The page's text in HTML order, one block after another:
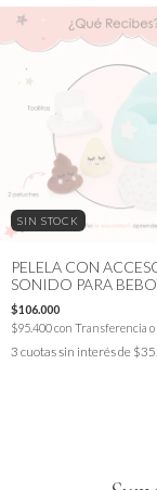
SIN STOCK
PELELA CON
SONIDO PARA
LULLABABY
$106.000
$95.400con Transferencia o
3 cuotas sin interés de